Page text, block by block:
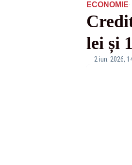
ECONOMIE·
lei și
2 iun. 2026,